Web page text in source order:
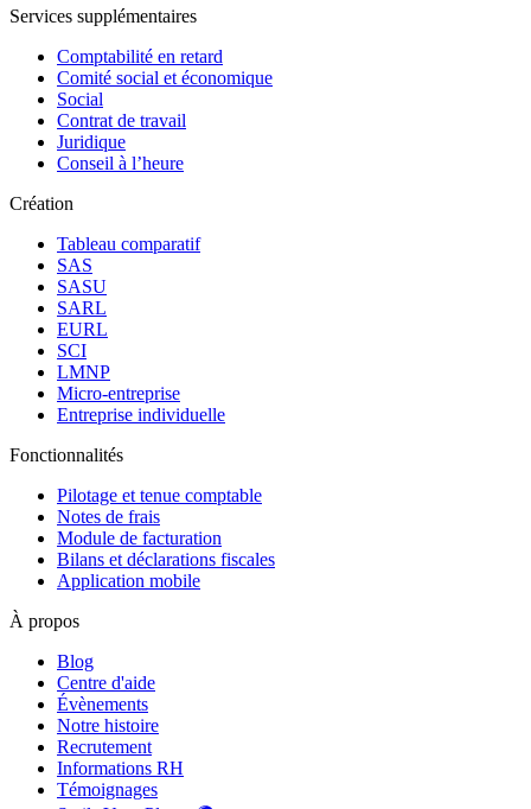
Services supplémentaires
Comptabilité en retard
Comité social et économique
Social
Contrat de travail
Juridique
Conseil à l’heure
Création
Tableau comparatif
SAS
SASU
SARL
EURL
SCI
LMNP
Micro-entreprise
Entreprise individuelle
Fonctionnalités
Pilotage et tenue comptable
Notes de frais
Module de facturation
Bilans et déclarations fiscales
Application mobile
À propos
Blog
Centre d'aide
Évènements
Notre histoire
Recrutement
Informations RH
Témoignages